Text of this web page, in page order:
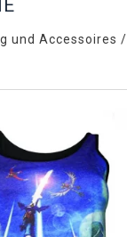
und Accessoires /